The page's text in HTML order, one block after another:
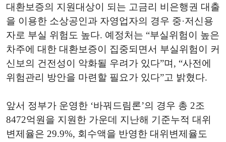
대환보증의 지원대상이 되는 고금리 비은행권 대출
을 이용한 소상공인과 자영업자의 경우 중·저신용
자로 부실 위험도 높다. 예정처는 “부실위험이 높은
차주에 대한 대환보증이 집중되면서 부실위험이 커
신보의 건전성이 악화될 우려가 있다”며, “사전에
위험관리 방안을 마련할 필요가 있다”고 밝혔다.
앞서 정부가 운영한 ‘바꿔드림론’의 경우 총 2조
8472억원을 지원한 가운데 지난해 기준누적 대위
변제율은 29.9%, 회수액을 반영한 대위변제율도